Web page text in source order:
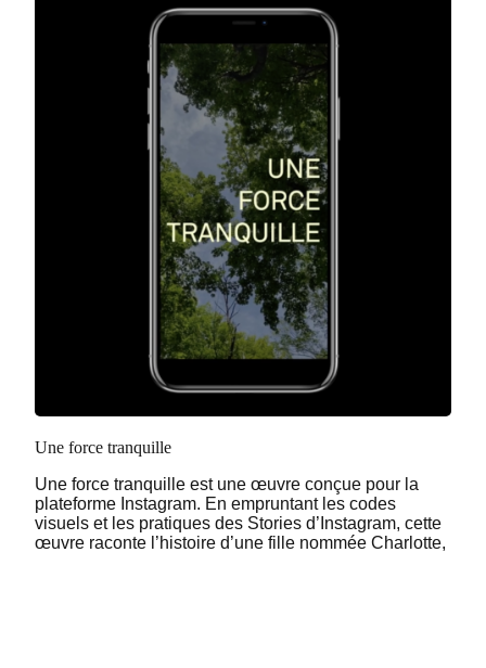
Une force tranquille
Une force tranquille est une œuvre conçue pour la
plateforme Instagram. En empruntant les codes
visuels et les pratiques des Stories d’Instagram, cette
œuvre raconte l’histoire d’une fille nommée Charlotte,